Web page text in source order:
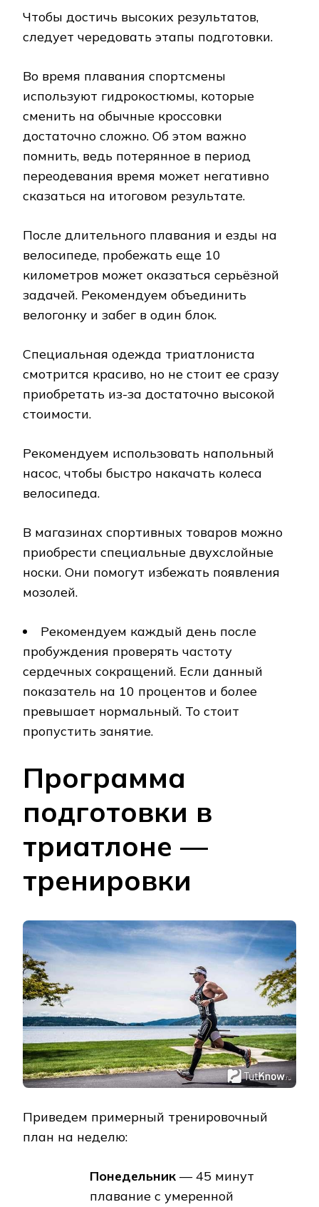
Чтобы достичь высоких результатов,
следует чередовать этапы подготовки.
Во время плавания спортсмены
используют гидрокостюмы, которые
сменить на обычные кроссовки
достаточно сложно. Об этом важно
помнить, ведь потерянное в период
переодевания время может негативно
сказаться на итоговом результате.
После длительного плавания и езды на
велосипеде, пробежать еще 10
километров может оказаться серьёзной
задачей. Рекомендуем объединить
велогонку и забег в один блок.
Специальная одежда триатлониста
смотрится красиво, но не стоит ее сразу
приобретать из-за достаточно высокой
стоимости.
Рекомендуем использовать напольный
насос, чтобы быстро накачать колеса
велосипеда.
В магазинах спортивных товаров можно
приобрести специальные двухслойные
носки. Они помогут избежать появления
мозолей.
Рекомендуем каждый день после
пробуждения проверять частоту
сердечных сокращений. Если данный
показатель на 10 процентов и более
превышает нормальный. То стоит
пропустить занятие.
Программа
подготовки в
триатлоне —
тренировки
Приведем примерный тренировочный
план на неделю:
Понедельник — 45 минут
плавание с умеренной